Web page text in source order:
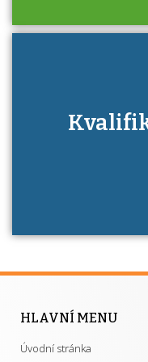
Kdo je to
má
HLAVNÍ MENU
Úvodní stránka